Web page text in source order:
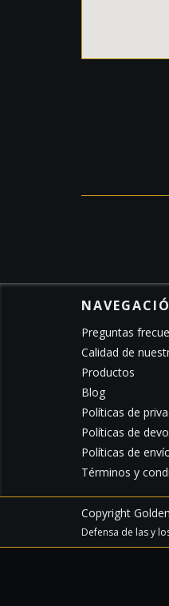
Preguntas
Calidad de
Productos
Blog
Políticas de
Políticas de
Políticas de
Términos y
Copyright
Defensa de las y